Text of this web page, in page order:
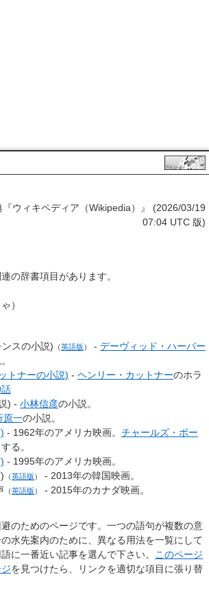
ウィキペディア（Wikipedia）』 (2026/03/19
07:04 UTC 版)
の辞書項目があります。
）
スの小説) （英語版 ） - デーヴィッド・ハーバー
トナーの小説) - ヘンリー・カットナーのホラ
) - 小林信彦の小説。
原一の小説。
- 1962年のアメリカ映画。 チャールズ・ボー
る。
- 1995年のアメリカ映画。
（英語版 ）
- 2013年の韓国映画。
（英語版 ） - 2015年のカナダ映画。
のためのページです。一つの語句が複数の意
水先案内のために、異なる用法を一覧にして
に一番近い記事を選んで下さい。 このページ
を見つけたら、リンクを適切な項目に張り替